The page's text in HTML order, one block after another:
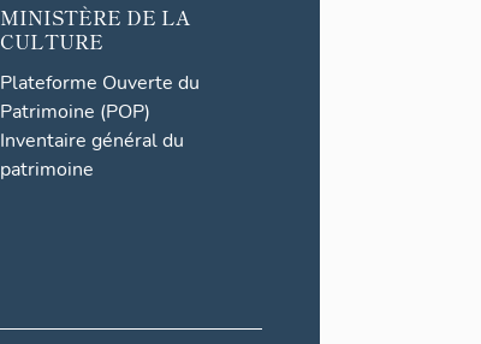
MINISTÈRE DE LA
CULTURE
Plateforme Ouverte du
Patrimoine (POP)
Inventaire général du
patrimoine